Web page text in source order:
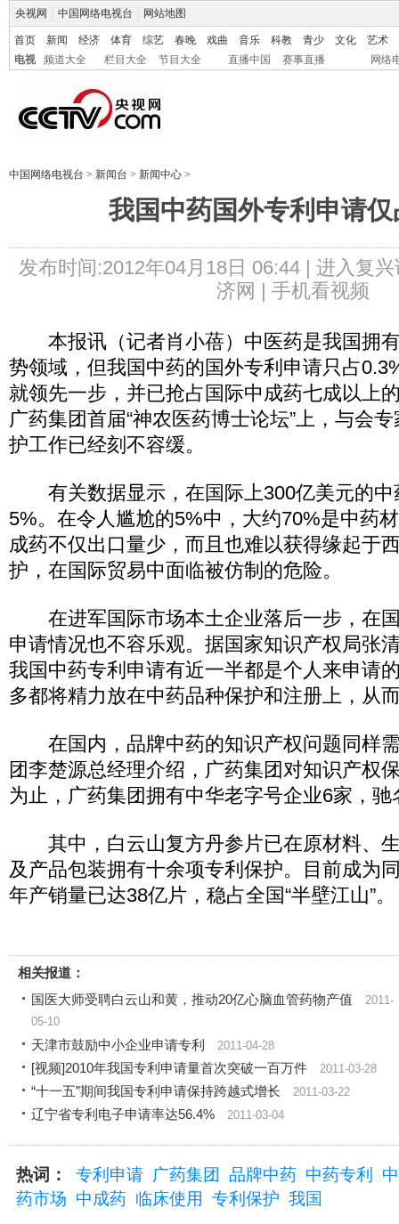
央视网 中国网络电视台 网站地图
首页 新闻 经济 体育 综艺 春晚 戏曲 音乐 科教 青少 文化
艺术
电视
频道大全 栏目大全 节目大全 直播中国 赛事直播 网络
中国网络电视台 > 新闻台 > 新闻中心 >
我国中药国外专利申请
发布时间:2012年04月18日 06:44 | 进入复兴
济网 | 手机看视频
本报讯（记者肖小蓓）中医药是我国拥
势领域，但我国中药的国外专利申请只占
就领先一步，并已抢占国际中成药七成以上
广药集团首届“神农医药博士论坛”上，与会
护工作已经刻不容缓。
有关数据显示，在国际上300亿美元的中
5%。在令人尴尬的5%中，大约70%是中药
成药不仅出口量少，而且也难以获得缘起于
护，在国际贸易中面临被仿制的危险。
在进军国际市场本土企业落后一步，在
申请情况也不容乐观。据国家知识产权局张
我国中药专利申请有近一半都是个人来申请
多都将精力放在中药品种保护和注册上，从
在国内，品牌中药的知识产权问题同样
团李楚源总经理介绍，广药集团对知识产权
为止，广药集团拥有中华老字号企业6家，
其中，白云山复方丹参片已在原材料、
及产品包装拥有十余项专利保护。目前成为
年产销量已达38亿片，稳占全国“半壁江山”。
相关报道：
国医大师受聘白云山和黄，推动20亿心脑血管药物产值
2011-
05-10
天津市鼓励中小企业申请专利
2011-04-28
[视频]2010年我国专利申请量首次突破一百万件 2011-03-28
“十一五”期间我国专利申请保持跨越式增长 2011-03-22
辽宁省专利电子申请率达56.4% 2011-03-04
热词： 专利申请 广药集团 品牌中药 中药专利
药市场 中成药 临床使用 专利保护 我国